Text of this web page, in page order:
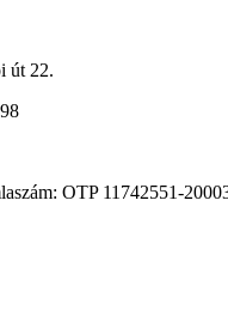
Telepi út
09 151898
2-13
OTP 11742551-
Kálmán